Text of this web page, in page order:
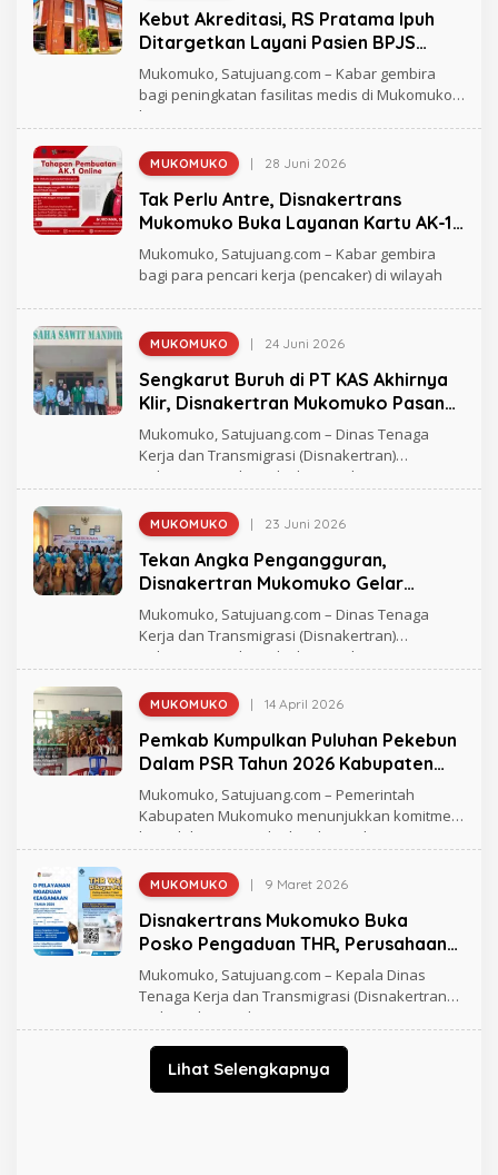
Kebut Akreditasi, RS Pratama Ipuh
Ditargetkan Layani Pasien BPJS
Kesehatan Tahun Ini
E
H
S
U
L
B
A
N
Mukomuko, Satujuang.com – Kabar gembira
bagi peningkatan fasilitas medis di Mukomuko
bagian
Tak Perlu Antre, Disnakertrans
Mukomuko Buka Layanan Kartu AK-1
Secara Online
MUKOMUKO | 28 Juni 2026
O
E
H
S
U
L
B
N
Mukomuko, Satujuang.com – Kabar gembira
bagi para pencari kerja (pencaker) di wilayah
Sengkarut Buruh di PT KAS Akhirnya
Klir, Disnakertran Mukomuko Pasang
Badan Jamin Hak Pekerja
MUKOMUKO | 24 Juni 2026
O
E
H
S
U
L
B
N
Mukomuko, Satujuang.com – Dinas Tenaga
Kerja dan Transmigrasi (Disnakertran)
Kabupaten Mukomuko bergerak
Tekan Angka Pengangguran,
Disnakertran Mukomuko Gelar
Pelatihan Practical Office Advance
MUKOMUKO | 23 Juni 2026
O
E
H
S
U
L
B
N
Mukomuko, Satujuang.com – Dinas Tenaga
Kerja dan Transmigrasi (Disnakertran)
Kabupaten Mukomuko bergerak
Pemkab Kumpulkan Puluhan Pekebun
Dalam PSR Tahun 2026 Kabupaten
Mukomuko
MUKOMUKO | 14 April 2026
O
E
H
R
A
G
H
M
A
Mukomuko, Satujuang.com – Pemerintah
Kabupaten Mukomuko menunjukkan komitmen
kuat dalam meningkatkan kesejahteraan
Disnakertrans Mukomuko Buka
Posko Pengaduan THR, Perusahaan
Nakal Terancam Sanksi Tegas
MUKOMUKO | 9 Maret 2026
O
E
H
R
A
G
H
A
Mukomuko, Satujuang.com – Kepala Dinas
Tenaga Kerja dan Transmigrasi (Disnakertrans)
Mukomuko Nurdiana
Lihat Selengkapnya